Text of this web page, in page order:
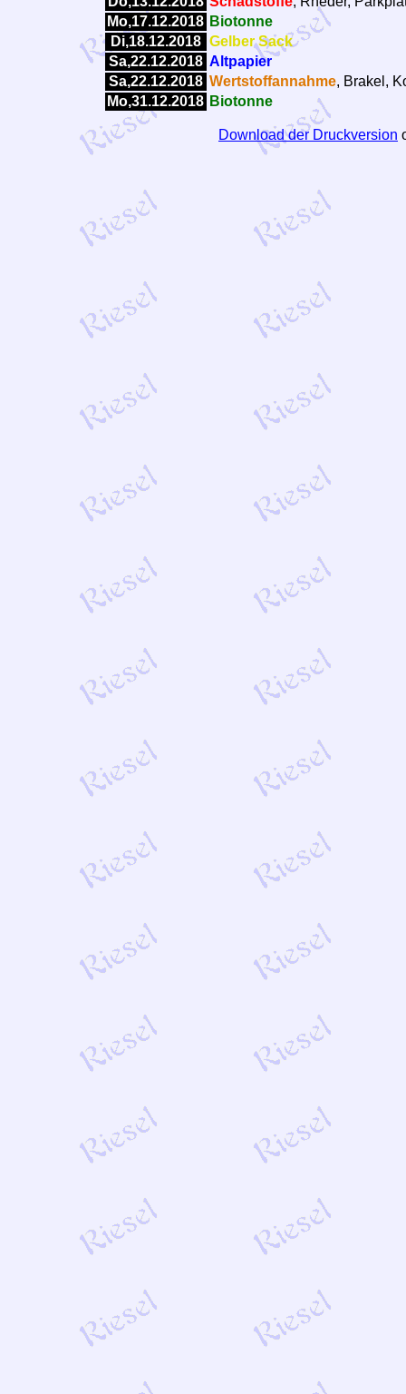
Mo,17.12.2018 Biotonne
Di,18.12.2018 Gelber Sack
Sa,22.12.2018 Altpapier
Sa,22.12.2018 Wertstoffannahme, Brakel,
Mo,31.12.2018 Biotonne
Download der Druckversion